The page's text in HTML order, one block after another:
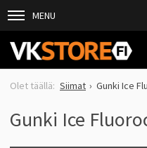
MENU
Siimat Gunki Ice
Gunki Ice